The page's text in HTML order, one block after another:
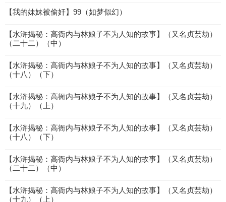
【我的妹妹被偷奸】99（如梦似幻）
【水浒揭秘：高衙内与林娘子不为人知的故事】（又名贞芸劫）
（二十二）（中）
【水浒揭秘：高衙内与林娘子不为人知的故事】（又名贞芸劫）
（十八）（下）
【水浒揭秘：高衙内与林娘子不为人知的故事】（又名贞芸劫）
（十九）（上）
【水浒揭秘：高衙内与林娘子不为人知的故事】（又名贞芸劫）
（十八）（下）
【水浒揭秘：高衙内与林娘子不为人知的故事】（又名贞芸劫）
（二十二）（中）
【水浒揭秘：高衙内与林娘子不为人知的故事】（又名贞芸劫）
（十九）（上）